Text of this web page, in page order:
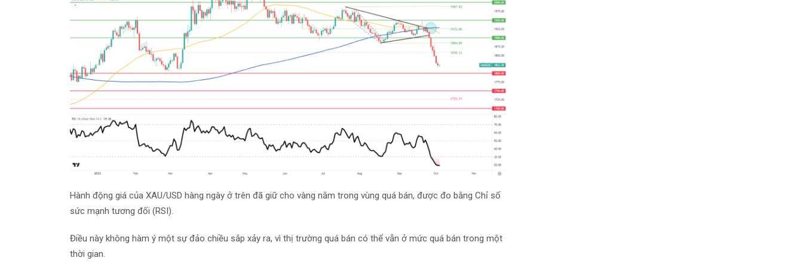
Hành động giá của XAU/USD hàng ngày ở trên đã giữ cho vàng nằm trong vùng quá bán, được đo bằng Chỉ số
sức mạnh tương đối (RSI).
Điều này không hàm ý một sự đảo chiều sắp xảy ra, vì thị trường quá bán có thể vẫn ở mức quá bán trong một
thời gian.